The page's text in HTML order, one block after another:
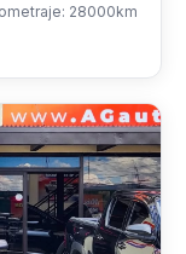
28000km